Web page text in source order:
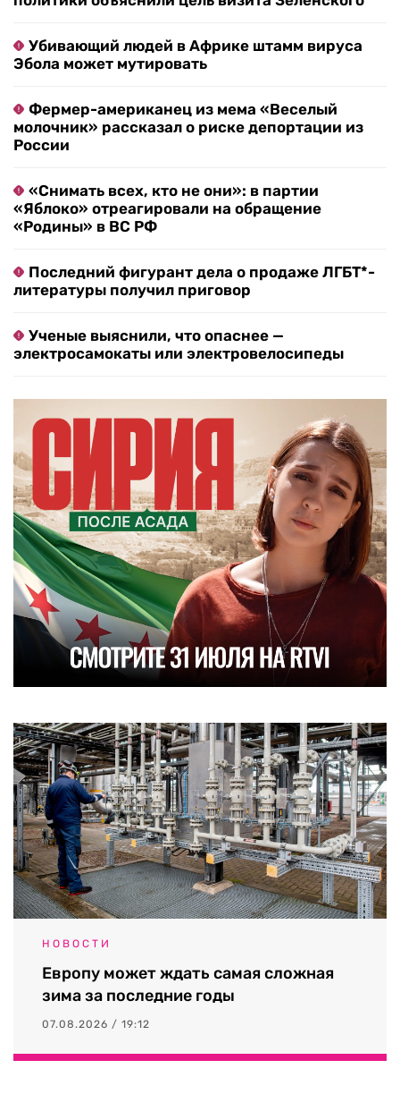
Убивающий людей в Африке штамм вируса
Эбола может мутировать
Фермер-американец из мема «Веселый
молочник» рассказал о риске депортации из
России
«Снимать всех, кто не они»: в партии
«Яблоко» отреагировали на обращение
«Родины» в ВС РФ
Последний фигурант дела о продаже ЛГБТ*-
литературы получил приговор
Ученые выяснили, что опаснее —
электросамокаты или электровелосипеды
НОВОСТИ
Европу может ждать самая сложная
зима за последние годы
07.08.2026 / 19:12